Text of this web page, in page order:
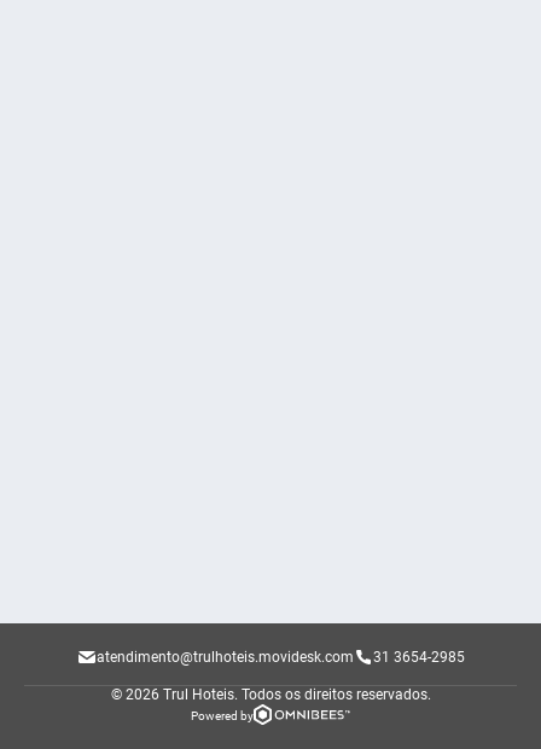
atendimento@trulhoteis.movidesk.com 31 3654-2985
© 2026 Trul Hoteis. Todos os direitos reservados.
Powered by